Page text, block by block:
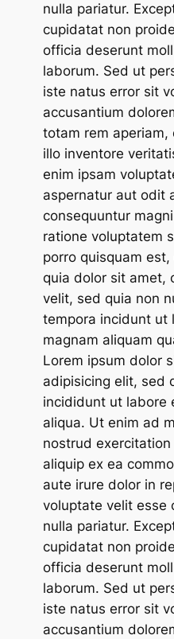
nulla pariatur.
cupidatat non
officia deserunt
laborum. Sed ut
iste natus error sit
accusantium
totam rem aperiam,
illo inventore
enim ipsam
aspernatur aut odit
consequuntur
ratione voluptatem
porro quisquam
quia dolor sit amet,
velit, sed quia non
tempora incidunt ut
magnam aliquam
Lorem ipsum dolor
adipisicing elit, sed
incididunt ut labore
aliqua. Ut enim ad
nostrud
aliquip ex ea
aute irure dolor in
voluptate velit esse
nulla pariatur.
cupidatat non
officia deserunt
laborum. Sed ut
iste natus error sit
accusantium